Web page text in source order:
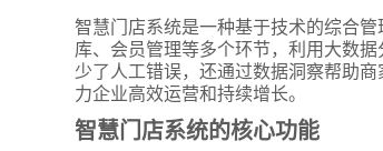
智慧门店系统是一种基于技术的综合
库、会员管理等多个环节，利用大数
少了人工错误，还通过数据洞察帮助
力企业高效运营和持续增长。
智慧门店系统的核心功能